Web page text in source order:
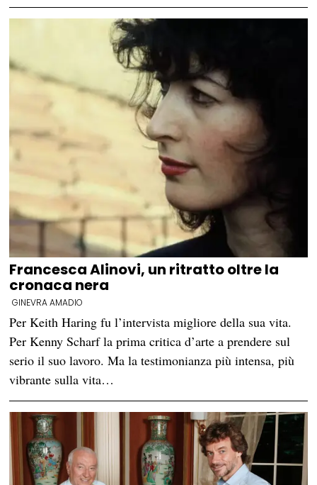
Francesca Alinovi, un ritratto oltre la
cronaca nera
GINEVRA AMADIO
Per Keith Haring fu l’intervista migliore della sua vita.
Per Kenny Scharf la prima critica d’arte a prendere sul
serio il suo lavoro. Ma la testimonianza più intensa, più
vibrante sulla vita…